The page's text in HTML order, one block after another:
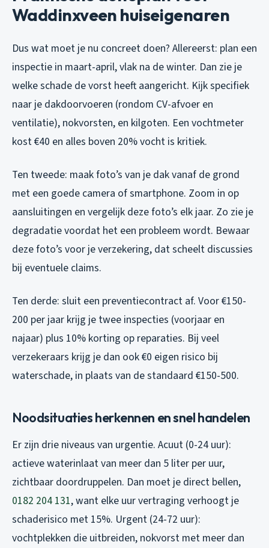
Waddinxveen huiseigenaren
Dus wat moet je nu concreet doen? Allereerst: plan een
inspectie in maart-april, vlak na de winter. Dan zie je
welke schade de vorst heeft aangericht. Kijk specifiek
naar je dakdoorvoeren (rondom CV-afvoer en
ventilatie), nokvorsten, en kilgoten. Een vochtmeter
kost €40 en alles boven 20% vocht is kritiek.
Ten tweede: maak foto’s van je dak vanaf de grond
met een goede camera of smartphone. Zoom in op
aansluitingen en vergelijk deze foto’s elk jaar. Zo zie je
degradatie voordat het een probleem wordt. Bewaar
deze foto’s voor je verzekering, dat scheelt discussies
bij eventuele claims.
Ten derde: sluit een preventiecontract af. Voor €150-
200 per jaar krijg je twee inspecties (voorjaar en
najaar) plus 10% korting op reparaties. Bij veel
verzekeraars krijg je dan ook €0 eigen risico bij
waterschade, in plaats van de standaard €150-500.
Noodsituaties herkennen en snel handelen
Er zijn drie niveaus van urgentie. Acuut (0-24 uur):
actieve waterinlaat van meer dan 5 liter per uur,
zichtbaar doordruppelen. Dan moet je direct bellen,
0182 204 131, want elke uur vertraging verhoogt je
schaderisico met 15%. Urgent (24-72 uur):
vochtplekken die uitbreiden, nokvorst met meer dan